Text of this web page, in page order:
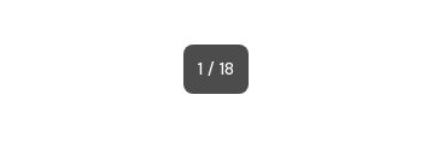
1 / 18